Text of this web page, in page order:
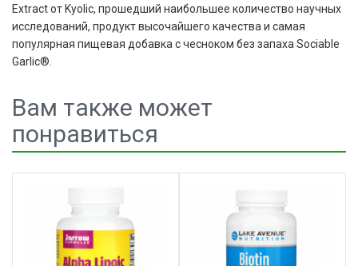
Extract от Kyolic, прошедший наибольшее количество научных
исследований, продукт высочайшего качества и самая
популярная пищевая добавка с чесноком без запаха Sociable
Garlic®
Вам также может
понравиться